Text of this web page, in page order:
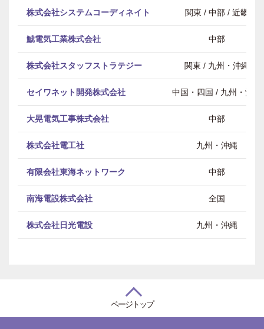
株式会社システムコーディネイト 関東 / 中部 / 近畿
鯱電気工業株式会社 中部
株式会社スタッフストラテジー 関東 / 九州・沖縄
セイワネット開発株式会社 中国・四国 / 九州・沖縄
大晃電気工事株式会社 中部
株式会社電工社 九州・沖縄
有限会社東海ネットワーク 中部
南海電設株式会社 全国
株式会社日光電設 九州・沖縄
ページトップ